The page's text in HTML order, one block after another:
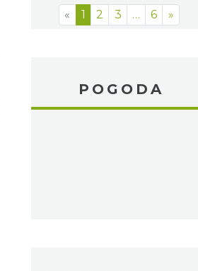
« 1 2 3 … 6 »
POGODA